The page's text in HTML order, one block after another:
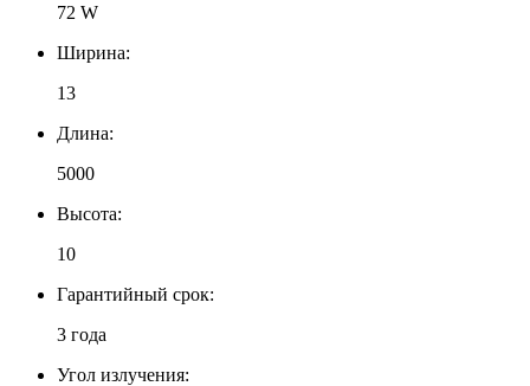
72 W
Ширина:
13
Длина:
5000
Высота:
10
Гарантийный срок:
3 года
Угол излучения: